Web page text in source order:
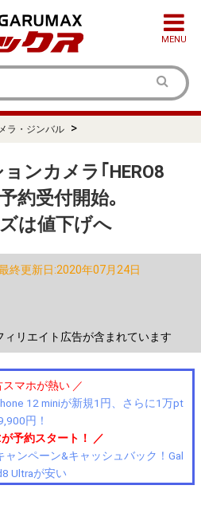
MENU
ラ・ジンバル >
ンカメラ｢HERO8
約受付開始｡
ズは値下げへ
終更新日:2020年07月24日
リエイト広告が含まれています
スマホが熱い ／
12 miniが新規1円、さらに1万pt
円！
予約スタート！ ／
ンペーン&キャッシュバック！Gal
Ultraが安い